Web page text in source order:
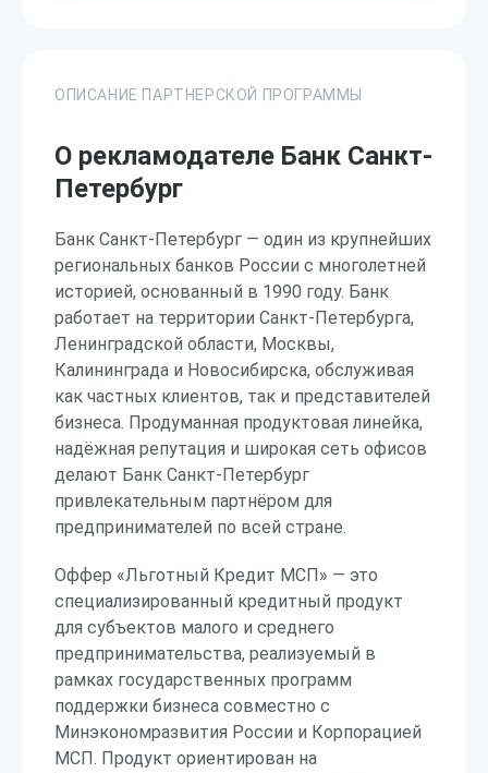
ОПИСАНИЕ ПАРТНЕРСКОЙ ПРОГРАММЫ
О рекламодателе Банк Санкт-
Петербург
Банк Санкт-Петербург — один из крупнейших
региональных банков России с многолетней
историей, основанный в 1990 году. Банк
работает на территории Санкт-Петербурга,
Ленинградской области, Москвы,
Калининграда и Новосибирска, обслуживая
как частных клиентов, так и представителей
бизнеса. Продуманная продуктовая линейка,
надёжная репутация и широкая сеть офисов
делают Банк Санкт-Петербург
привлекательным партнёром для
предпринимателей по всей стране.
Оффер «Льготный Кредит МСП» — это
специализированный кредитный продукт
для субъектов малого и среднего
предпринимательства, реализуемый в
рамках государственных программ
поддержки бизнеса совместно с
Минэкономразвития России и Корпорацией
МСП. Продукт ориентирован на